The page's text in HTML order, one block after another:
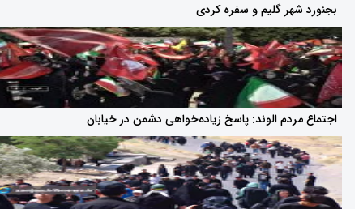
گلیم و سفره کردی
الوند: پاسخ زیاده‌خواهی دشمن در خیابان